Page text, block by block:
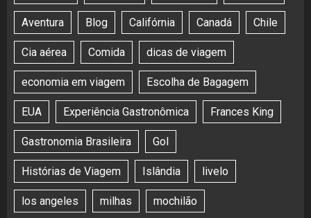
Aventura Blog Califórnia Canadá Chile
Cia aérea Comida dicas de viagem
economia em viagem Escolha de Bagagem
EUA Experiência Gastronômica Frances King
Gastronomia Brasileira Gol
Histórias de Viagem Islândia livelo
los angeles milhas mochilão